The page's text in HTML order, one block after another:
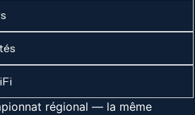
régional — la même